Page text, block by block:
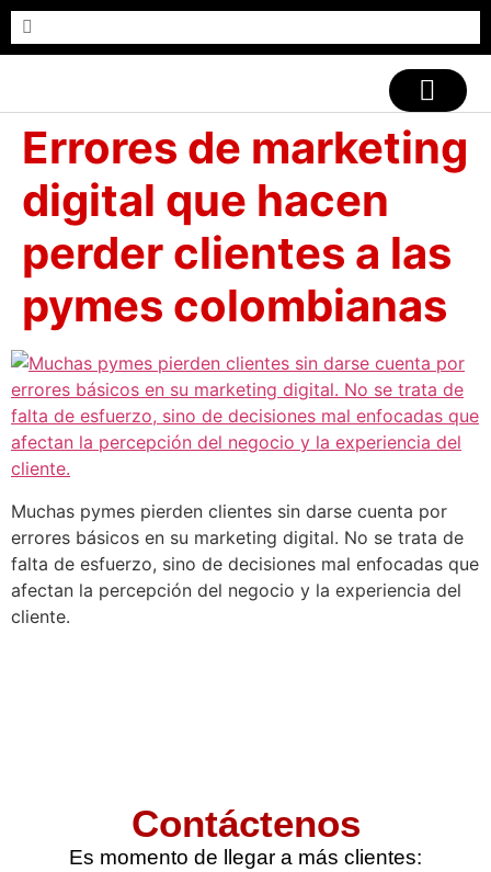
Errores de marketing
digital que hacen
perder clientes a las
pymes colombianas
Muchas pymes pierden clientes sin darse cuenta por
errores básicos en su marketing digital. No se trata de
falta de esfuerzo, sino de decisiones mal enfocadas que
afectan la percepción del negocio y la experiencia del
cliente.
Contáctenos
Es momento de llegar a más clientes: